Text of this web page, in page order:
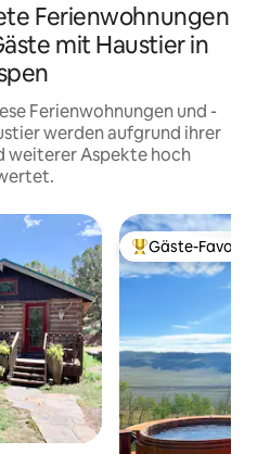
Ferienwohnungen
mit Haustier in
Ferienwohnungen und -
werden aufgrund ihrer
weiterer Aspekte hoch
Beliebter Gäste-
Gäste-Favorit